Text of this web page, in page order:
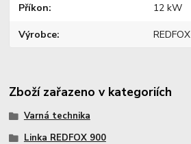
Příkon 12 kW
Výrobce REDFOX
Zboží zařazeno v kategoriích
Varná technika
Linka REDFOX 900